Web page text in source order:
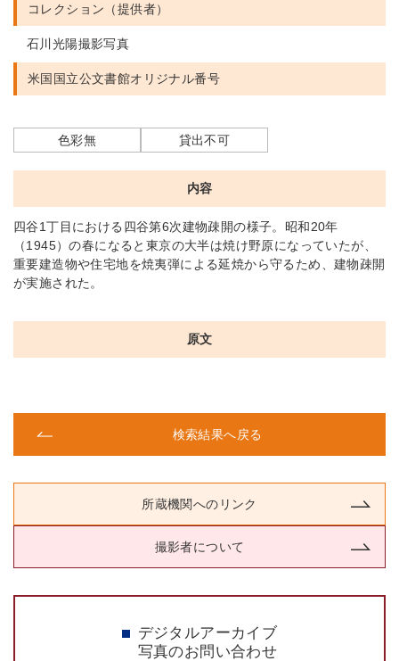
コレクション（提供者）
石川光陽撮影写真
米国国立公文書館オリジナル番号
色彩無 貸出不可
内容
四谷1丁目における四谷第6次建物疎開の様子。昭和20年
（1945）の春になると東京の大半は焼け野原になっていたが、
重要建造物や住宅地を焼夷弾による延焼から守るため、建物疎開
が実施された。
原文
検索結果へ戻る
所蔵機関へのリンク
撮影者について
デジタルアーカイブ
写真のお問い合わせ